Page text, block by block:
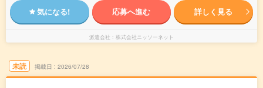
気になる! 応募へ進む 詳しく見る
派遣会社 株式会社ニッソーネット
未読 掲載日 2026/07/28